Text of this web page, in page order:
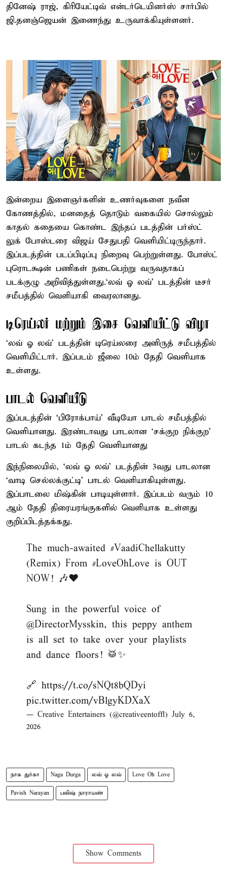
தினேஷ் ராஜ், கிரியேட்டிவ் என்டர்டெயினர்ஸ் சார்பில்
ஜி.தனஞ்ஜெயன் இணைந்து உருவாக்கியுள்ளனர்.
இன்றைய இளைஞர்களின் உணர்வுகளை நவீன
கோணத்தில், மனதைத் தொடும் வகையில் சொல்லும்
காதல் கதையை கொண்ட இந்தப் படத்தின் பர்ஸ்ட்
லுக் போஸ்டரை விஜய் சேதுபதி வெளியிட்டிருந்தார்.
இப்படத்தின் படப்பிடிப்பு நிறைவு பெற்றுள்ளது. போஸ்ட்
புரொடக்ஷன் பணிகள் நடைபெற்று வருவதாகப்
படக்குழு அறிவித்துள்ளது.‘லவ் ஓ லவ்’ படத்தின் டீசர்
சமீபத்தில் வெளியாகி வைரலானது.
டிரெய்லர் மற்றும் இசை வெளியீட்டு விழா
‘லவ் ஓ லவ்’ படத்தின் டிரெய்லரை அனிருத் சமீபத்தில்
வெளியிட்டார். இப்படம் ஜீலை 10ம் தேதி வெளியாக
உள்ளது.
பாடல் வெளியீடு
இப்படத்தின் ‘பிரோக்பாய்’ வீடியோ பாடல் சமீபத்தில்
வெளியானது. இரண்டாவது பாடலான ‘சக்குற நிக்குற’
பாடல் கடந்த 1ம் தேதி வெளியானது
இந்நிலையில், ‘லவ் ஓ லவ்’ படத்தின் 3வது பாடலான
‘வாடி செல்லக்குட்டி’ பாடல் வெளியாகியுள்ளது.
இப்பாடலை மிஷ்கின் பாடியுள்ளார். இப்படம் வரும் 10
ஆம் தேதி திரையரங்குகளில் வெளியாக உள்ளது
குறிப்பிடத்தக்கது.
The much-awaited #VaadiChellakutty
(Remix) From #LoveOhLove is OUT
NOW! 🎶❤️
Sung in the powerful voice of
@DirectorMysskin, this peppy anthem
is all set to take over your playlists
and dance floors! 🥁✨
🔗 https://t.co/sNQt8bQDyi
pic.twitter.com/vBlgyKDXaX
— Creative Entertainers (@creativeentoffl) July 6,
2026
நாக துர்கா Naga Durga லவ் ஓ லவ் Love Oh Love
Pavish Narayan பவிஷ் நாராயண்
Show Comments